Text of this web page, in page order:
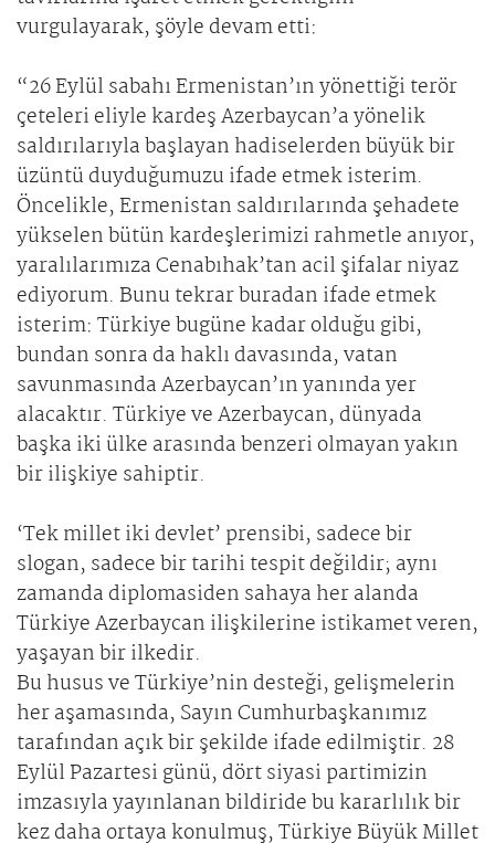
vurgulayarak, şöyle devam etti:
“26 Eylül sabahı Ermenistan’ın yönettiği terör
çeteleri eliyle kardeş Azerbaycan’a yönelik
saldırılarıyla başlayan hadiselerden büyük bir
üzüntü duyduğumuzu ifade etmek isterim.
Öncelikle, Ermenistan saldırılarında şehadete
yükselen bütün kardeşlerimizi rahmetle anıyor,
yaralılarımıza Cenabıhak’tan acil şifalar niyaz
ediyorum. Bunu tekrar buradan ifade etmek
isterim: Türkiye bugüne kadar olduğu gibi,
bundan sonra da haklı davasında, vatan
savunmasında Azerbaycan’ın yanında yer
alacaktır. Türkiye ve Azerbaycan, dünyada
başka iki ülke arasında benzeri olmayan yakın
bir ilişkiye sahiptir.
‘Tek millet iki devlet’ prensibi, sadece bir
slogan, sadece bir tarihi tespit değildir; aynı
zamanda diplomasiden sahaya her alanda
Türkiye Azerbaycan ilişkilerine istikamet veren,
yaşayan bir ilkedir.
Bu husus ve Türkiye’nin desteği, gelişmelerin
her aşamasında, Sayın Cumhurbaşkanımız
tarafından açık bir şekilde ifade edilmiştir. 28
Eylül Pazartesi günü, dört siyasi partimizin
imzasıyla yayınlanan bildiride bu kararlılık bir
kez daha ortaya konulmuş, Türkiye Büyük Millet